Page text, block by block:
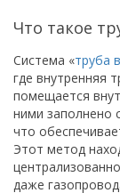
Что такое
Система «труба
где внутренняя
помещается
ними заполнено
что
Этот метод
даже